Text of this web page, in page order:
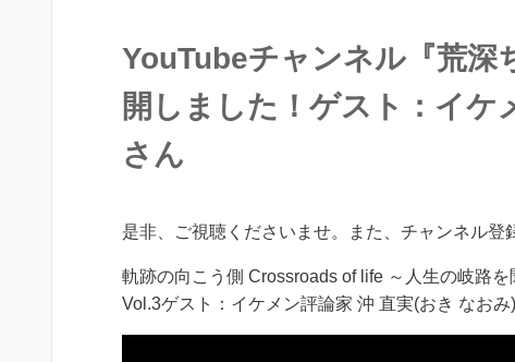
YouTubeチャンネル『荒深
開しました！ゲスト：イケ
さん
是非、ご視聴くださいませ。また、チャンネル登
軌跡の向こう側 Crossroads of life ～人生の岐路を
Vol.3ゲスト：イケメン評論家 沖 直実(おき なおみ